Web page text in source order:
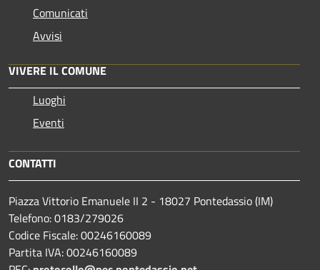
Comunicati
Avvisi
VIVERE IL COMUNE
Luoghi
Eventi
CONTATTI
Piazza Vittorio Emanuele II 2 - 18027 Pontedassio (IM)
Telefono: 0183/279026
Codice Fiscale: 00246160089
Partita IVA: 00246160089